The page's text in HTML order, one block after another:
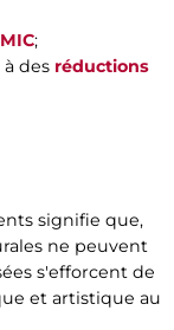
;
des réductions
signifie que,
ne peuvent
s'efforcent de
et artistique au